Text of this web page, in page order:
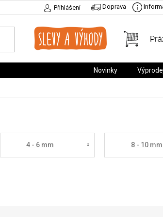
Přihlášení Doprava
Novinky
4 - 6 mm 8 - 10 mm